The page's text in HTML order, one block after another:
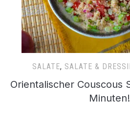
SALATE, SALATE &
Orientalischer Couscous
Minuten!